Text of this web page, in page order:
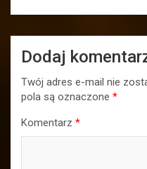
Dodaj
Twój adres e-mail nie
pola są oznaczone *
Komentarz *